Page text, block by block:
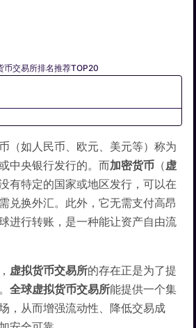
币交易所排名推荐TOP20
（如人民币、欧元、美元等）称为
中央银行发行的。而加密货币 （ 虚
有特定的国家或地区发行，可以在
兑换外汇。此外，它无需支付高昂
进行转账，是一种能让资产自由流
虚拟货币交易所的存在正是为了提
全球虚拟货币交易所能提供一个集
，从而增强流动性、降低交易成